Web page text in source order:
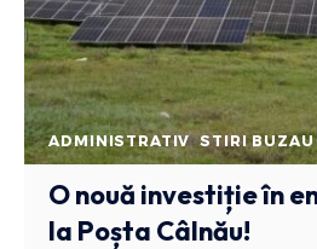
ADMINISTRATIV STIRI BUZAU
O nouă investiție în
la Poșta Câlnău!